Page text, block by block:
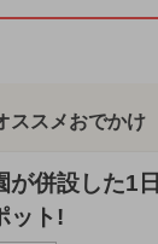
ススメおでかけ
が併設した1
ット!